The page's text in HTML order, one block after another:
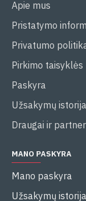
Apie mus
Pristatymo
Privatumo
Pirkimo taisyklės
Paskyra
Užsakymų istorija
Draugai ir
MANO PASKYRA
Mano paskyra
Užsakymų istorija